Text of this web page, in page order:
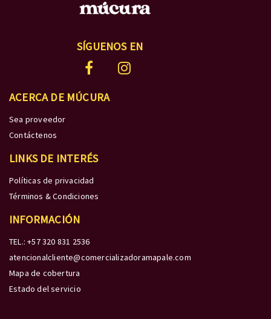
SÍGUENOS EN
ACERCA DE MÚCURA
Sea proveedor
Contáctenos
LINKS DE INTERÉS
Políticas de privacidad
Términos & Condiciones
INFORMACIÓN
TEL.: +57 320 831 2536
atencionalcliente@comercializadoramapale.com
Mapa de cobertura
Estado del servicio